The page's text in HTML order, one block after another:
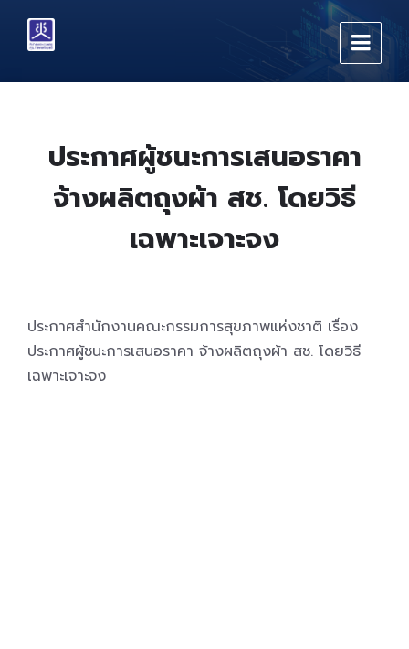
content
main
footer
ประกาศผู้ชนะการเสนอราคา
จ้างผลิตถุงผ้า สช. โดยวิธี
เฉพาะเจาะจง
ประกาศสำนักงานคณะกรรมการสุขภาพแห่งชาติ เรื่อง
ประกาศผู้ชนะการเสนอราคา จ้างผลิตถุงผ้า สช. โดยวิธี
เฉพาะเจาะจง